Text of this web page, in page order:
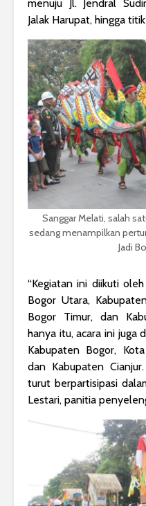
menuju Jl. Jendral
Jalak Harupat, hingga
Sanggar Melati, salah
sedang menampilkan
Jadi
“Kegiatan ini diikuti
Bogor Utara,
Bogor Timur, dan
hanya itu, acara ini juga
Kabupaten Bogor,
dan Kabupaten
turut berpartisipasi
Lestari, panitia